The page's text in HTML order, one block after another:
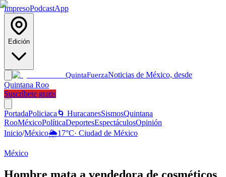
ImpresoPodcastApp
Edición
QuintaFuerzaNoticias de México, desde
Quintana Roo
Suscríbete gratis
PortadaPoliciaca 🌀 HuracanesSismosQuintana
RooMéxicoPolíticaDeportesEspectáculosOpinión
Inicio/México🌦️17°C· Ciudad de México
México